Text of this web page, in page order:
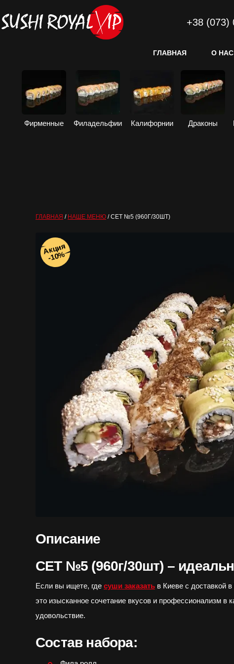
+38 (073)
ГЛАВНАЯ О НАС
Фирменные Филадельфии Калифорнии Драконы
ГЛАВНАЯ / НАШЕ МЕНЮ /СЕТ №5 (960Г/30ШТ)
Акция
-10%
Описание
СЕТ №5 (960г/30шт) –
Если вы ищете, где суши заказать в Киеве с доставкой
это изысканное сочетание вкусов и профессионализм
удовольствие.
Состав набора: